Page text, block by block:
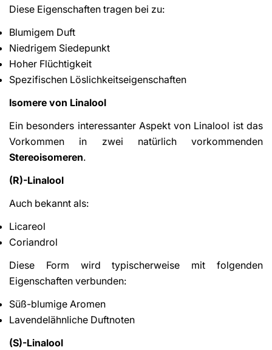
Diese Eigenschaften tragen bei zu:
Blumigem Duft
Niedrigem Siedepunkt
Hoher Flüchtigkeit
Spezifischen Löslichkeitseigenschaften
Isomere von Linalool
Ein besonders interessanter Aspekt von Linalool ist das
Vorkommen in zwei natürlich vorkommenden
Stereoisomeren.
(R)-Linalool
Auch bekannt als:
Licareol
Coriandrol
Diese Form wird typischerweise mit folgenden
Eigenschaften verbunden:
Süß-blumige Aromen
Lavendelähnliche Duftnoten
(S)-Linalool
Facebook
X
Pinterest